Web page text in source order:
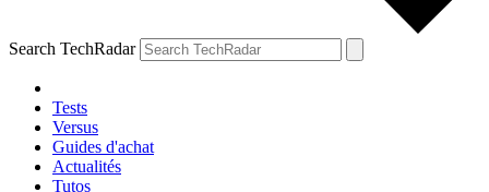
Search TechRadar
Tests
Versus
Guides d'achat
Actualités
Tutos